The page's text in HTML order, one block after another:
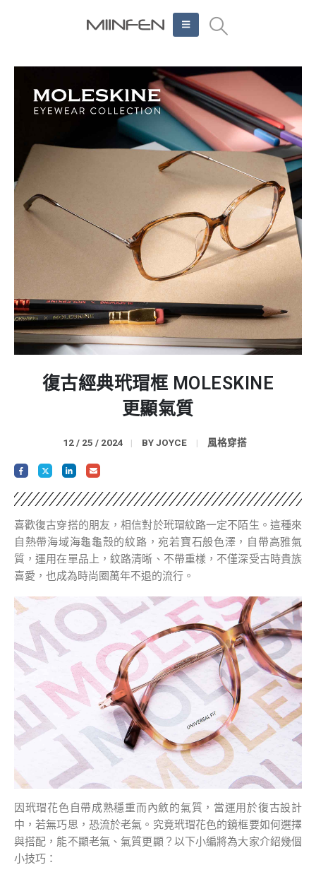
復古經典玳瑁框 MOLESKINE
更顯氣質
12 / 25 / 2024 BY JOYCE 風格穿搭
喜歡復古穿搭的朋友，相信對於玳瑁紋路一定不陌生。這種來
自熱帶海域海龜龜殼的紋路，宛若寶石般色澤，自帶高雅氣
質，運用在單品上，紋路清晰、不帶重樣，不僅深受古時貴族
喜愛，也成為時尚圈萬年不退的流行。
因玳瑁花色自帶成熟穩重而內斂的氣質，當運用於復古設計
中，若無巧思，恐流於老氣。究竟玳瑁花色的鏡框要如何選擇
與搭配，能不顯老氣、氣質更顯？以下小編將為大家介紹幾個
小技巧：